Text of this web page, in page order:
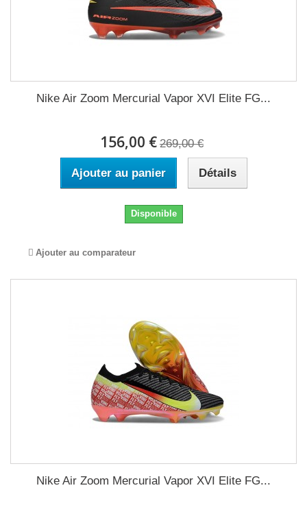
Nike Air Zoom Mercurial Vapor XVI Elite FG...
156,00 € 269,00 €
Ajouter au panier Détails
Disponible
Ajouter au comparateur
Nike Air Zoom Mercurial Vapor XVI Elite FG...